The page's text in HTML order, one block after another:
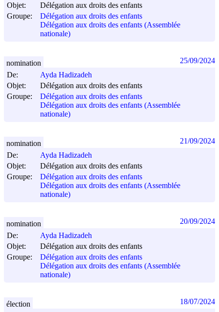
Objet:
Délégation aux droits des enfants
Groupe:
Délégation aux droits des enfants
Délégation aux droits des enfants (Assemblée
nationale)
De:
Ayda Hadizadeh
Objet:
Délégation aux droits des enfants
Groupe:
Délégation aux droits des enfants
Délégation aux droits des enfants (Assemblée
nationale)
nomination 25/09/2024
De:
Ayda Hadizadeh
Objet:
Délégation aux droits des enfants
Groupe:
Délégation aux droits des enfants
Délégation aux droits des enfants (Assemblée
nationale)
nomination 21/09/2024
De:
Ayda Hadizadeh
Objet:
Délégation aux droits des enfants
Groupe:
Délégation aux droits des enfants
Délégation aux droits des enfants (Assemblée
nationale)
nomination 20/09/2024
élection 18/07/2024